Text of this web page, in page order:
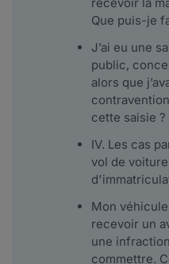
Que puis-je
J’ai eu une
public,
alors que
cette saisie ?
IV. Les cas
vol de
Mon
recevoir un
une
commettre.